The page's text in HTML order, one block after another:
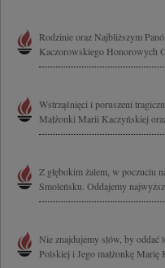
Rodzinie oraz Najbliższym
Kaczorowskiego Honorowych
Wstrząśnięci i poruszeni
Małżonki Marii Kaczyńskiej
Z głębokim żalem, w poczuciu
Smoleńsku. Oddajemy
Nie znajdujemy słów, by oddać
Polskiej i Jego małżonkę